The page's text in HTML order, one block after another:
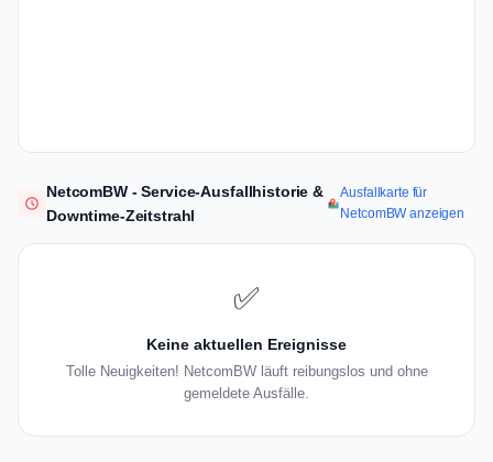
NetcomBW - Service-Ausfallhistorie &
Downtime-Zeitstrahl
Ausfallkarte für
NetcomBW anzeigen
✅
Keine aktuellen Ereignisse
Tolle Neuigkeiten! NetcomBW läuft reibungslos und ohne
gemeldete Ausfälle.